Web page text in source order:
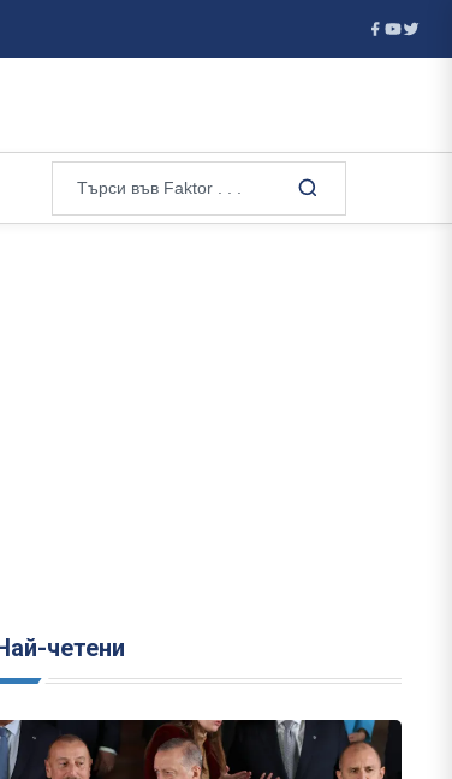
В Москва погребаха генерал при засилена
четени